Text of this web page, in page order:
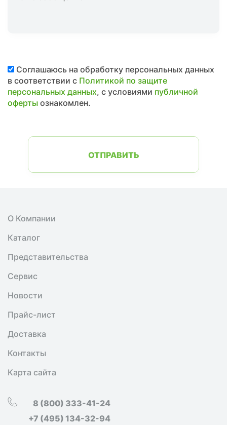
Соглашаюсь на обработку персональных данных
в соответствии с Политикой по защите
персональных данных, с условиями публичной
офертыознакомлен.
ОТПРАВИТЬ
О Компании
Каталог
Представительства
Сервис
Новости
Прайс-лист
Доставка
Контакты
Карта сайта
8 (800) 333-41-24
+7 (495) 134-32-94